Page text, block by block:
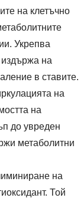
на клетъчно
Укрепва
на
в ставите.
на
на
до увреден
метаболитни
на
Той